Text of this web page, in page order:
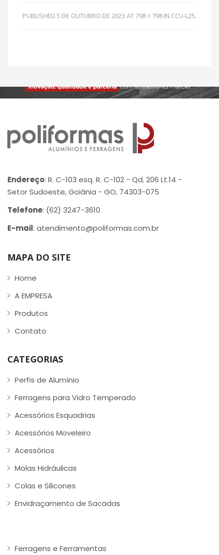
PUBLISHED 5 DE OUTUBRO DE 2023 AT 798 × 798 IN CCU-L25.
Endereço: R. C-103 esq. R. C-102 - Qd. 206 Lt.14 -
Setor Sudoeste, Goiânia - GO, 74303-075
Telefone: (62) 3247-3610
E-mail: atendimento@poliformas.com.br
MAPA DO SITE
Home
A EMPRESA
Produtos
Contato
CATEGORIAS
Perfis de Alumínio
Ferragens para Vidro Temperado
Acessórios Esquadrias
Acessórios Moveleiro
Acessórios
Molas Hidráulicas
Colas e Silicones
Envidraçamento de Sacadas
Ferragens e Ferramentas